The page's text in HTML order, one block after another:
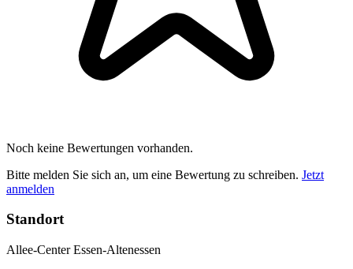
Noch keine Bewertungen vorhanden.
Bitte melden Sie sich an, um eine Bewertung zu schreiben. Jetzt
anmelden
Standort
Allee-Center Essen-Altenessen